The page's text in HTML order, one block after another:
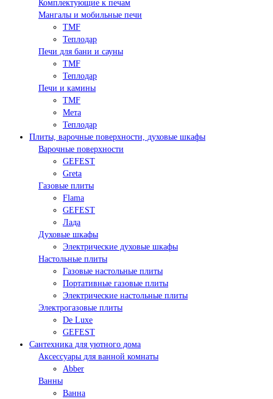
Комплектующие к печам
Мангалы и мобильные печи
TMF
Теплодар
Печи для бани и сауны
TMF
Теплодар
Печи и камины
TMF
Мета
Теплодар
Плиты, варочные поверхности, духовые шкафы
Варочные поверхности
GEFEST
Greta
Газовые плиты
Flama
GEFEST
Лада
Духовые шкафы
Электрические духовые шкафы
Настольные плиты
Газовые настольные плиты
Портативные газовые плиты
Электрические настольные плиты
Электрогазовые плиты
De Luxe
GEFEST
Сантехника для уютного дома
Аксессуары для ванной комнаты
Abber
Ванны
Ванна